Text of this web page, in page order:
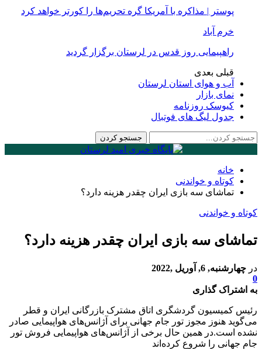
پوستر | مذاکره با آمریکا گره تحریم‌ها را کورتر خواهد کرد
خرم آباد
راهپیمایی روز قدس در لرستان برگزار گردید
قبلی بعدی
آب و هوای استان لرستان
نمای بازار
کیوسک روزنامه
جدول لیگ های فوتبال
خانه
کوتاه و خواندنی
تماشای سه بازی ایران چقدر هزینه دارد؟
کوتاه و خواندنی
تماشای سه بازی ایران چقدر هزینه دارد؟
در چهارشنبه, 6, آوریل ,2022
0
به اشتراک گذاری
رئیس کمیسیون گردشگری اتاق مشترک بازرگانی ایران و قطر
می‌گوید هنوز مجوز تور جام جهانی برای آژانس‌های هواپیمایی صادر
نشده است.در همین حال برخی از آژانس‌های هواپیمایی فروش تور
جام جهانی را شروع کرده‌اند